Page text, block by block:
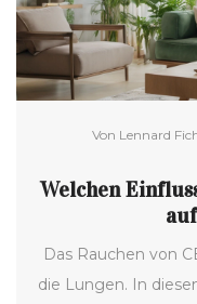
Von Lennard
Welchen
Das Rauchen von
die Lungen. In